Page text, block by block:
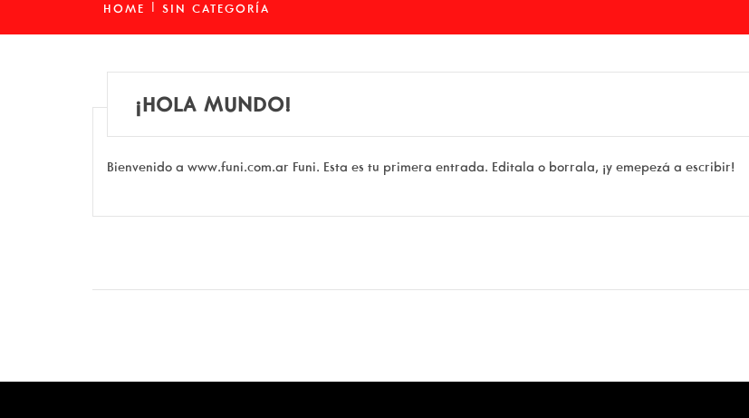
HOME SIN CATEGORÍA
¡HOLA MUNDO!
Bienvenido a www.funi.com.ar Funi. Esta es tu primera entrada. Editala o borrala, ¡y emepezá a escribir!